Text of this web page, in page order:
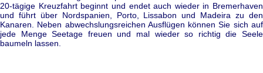
20-tägige Kreuzfahrt beginnt und endet auch wieder in Bremerhaven
und führt über Nordspanien, Porto, Lissabon und Madeira zu den
Kanaren. Neben abwechslungsreichen Ausflügen können Sie sich auf
jede Menge Seetage freuen und mal wieder so richtig die Seele
baumeln lassen.